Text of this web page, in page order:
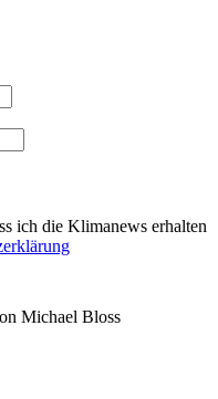
ich die Klimanews erhalten
Michael Bloss